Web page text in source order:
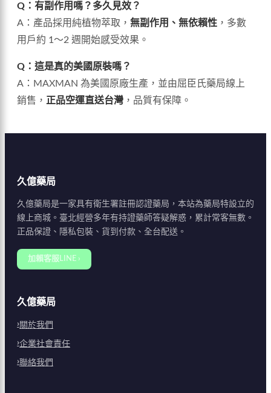
Q：有副作用嗎？多久見效？
A：產品採用純植物萃取， 無副作用、無依賴性 ，多數
用戶約 1～2 週開始感受效果。
Q：這是真的美國原裝嗎？
A：MAXMAN 為美國原廠生產，並由屈臣氏藥局線上
銷售， 正品空運直送台灣 ，品質有保障。
久億藥局
久億藥局是一家具有衛生署註冊認證藥局，本站為藥局特設立的
線上商城。臺北經營多年有持證藥師答疑解惑，累計常客無數。
正品保證、隱私包裝、貨到付款、全台配送。
加賴客服LINE ›
久億藥局
關於我們
企業社會責任
聯絡我們